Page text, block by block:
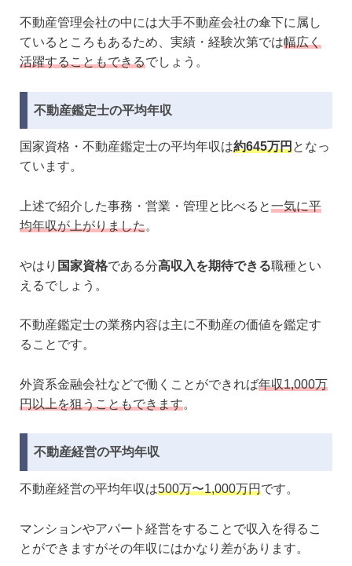
不動産管理会社の中には大手不動産会社の傘下に属し
ているところもあるため、実績・経験次第では幅広く
活躍することもできるでしょう。
不動産鑑定士の平均年収
国家資格・不動産鑑定士の平均年収は約645万円となっ
ています。
上述で紹介した事務・営業・管理と比べると一気に平
均年収が上がりました。
やはり 国家資格である分高収入を期待できる職種とい
えるでしょう。
不動産鑑定士の業務内容は主に不動産の価値を鑑定す
ることです。
外資系金融会社などで働くことができれば年収1,000万
円以上を狙うこともできます。
不動産経営の平均年収
不動産経営の平均年収は500万〜1,000万円です。
マンションやアパート経営をすることで収入を得るこ
とができますがその年収にはかなり差があります。